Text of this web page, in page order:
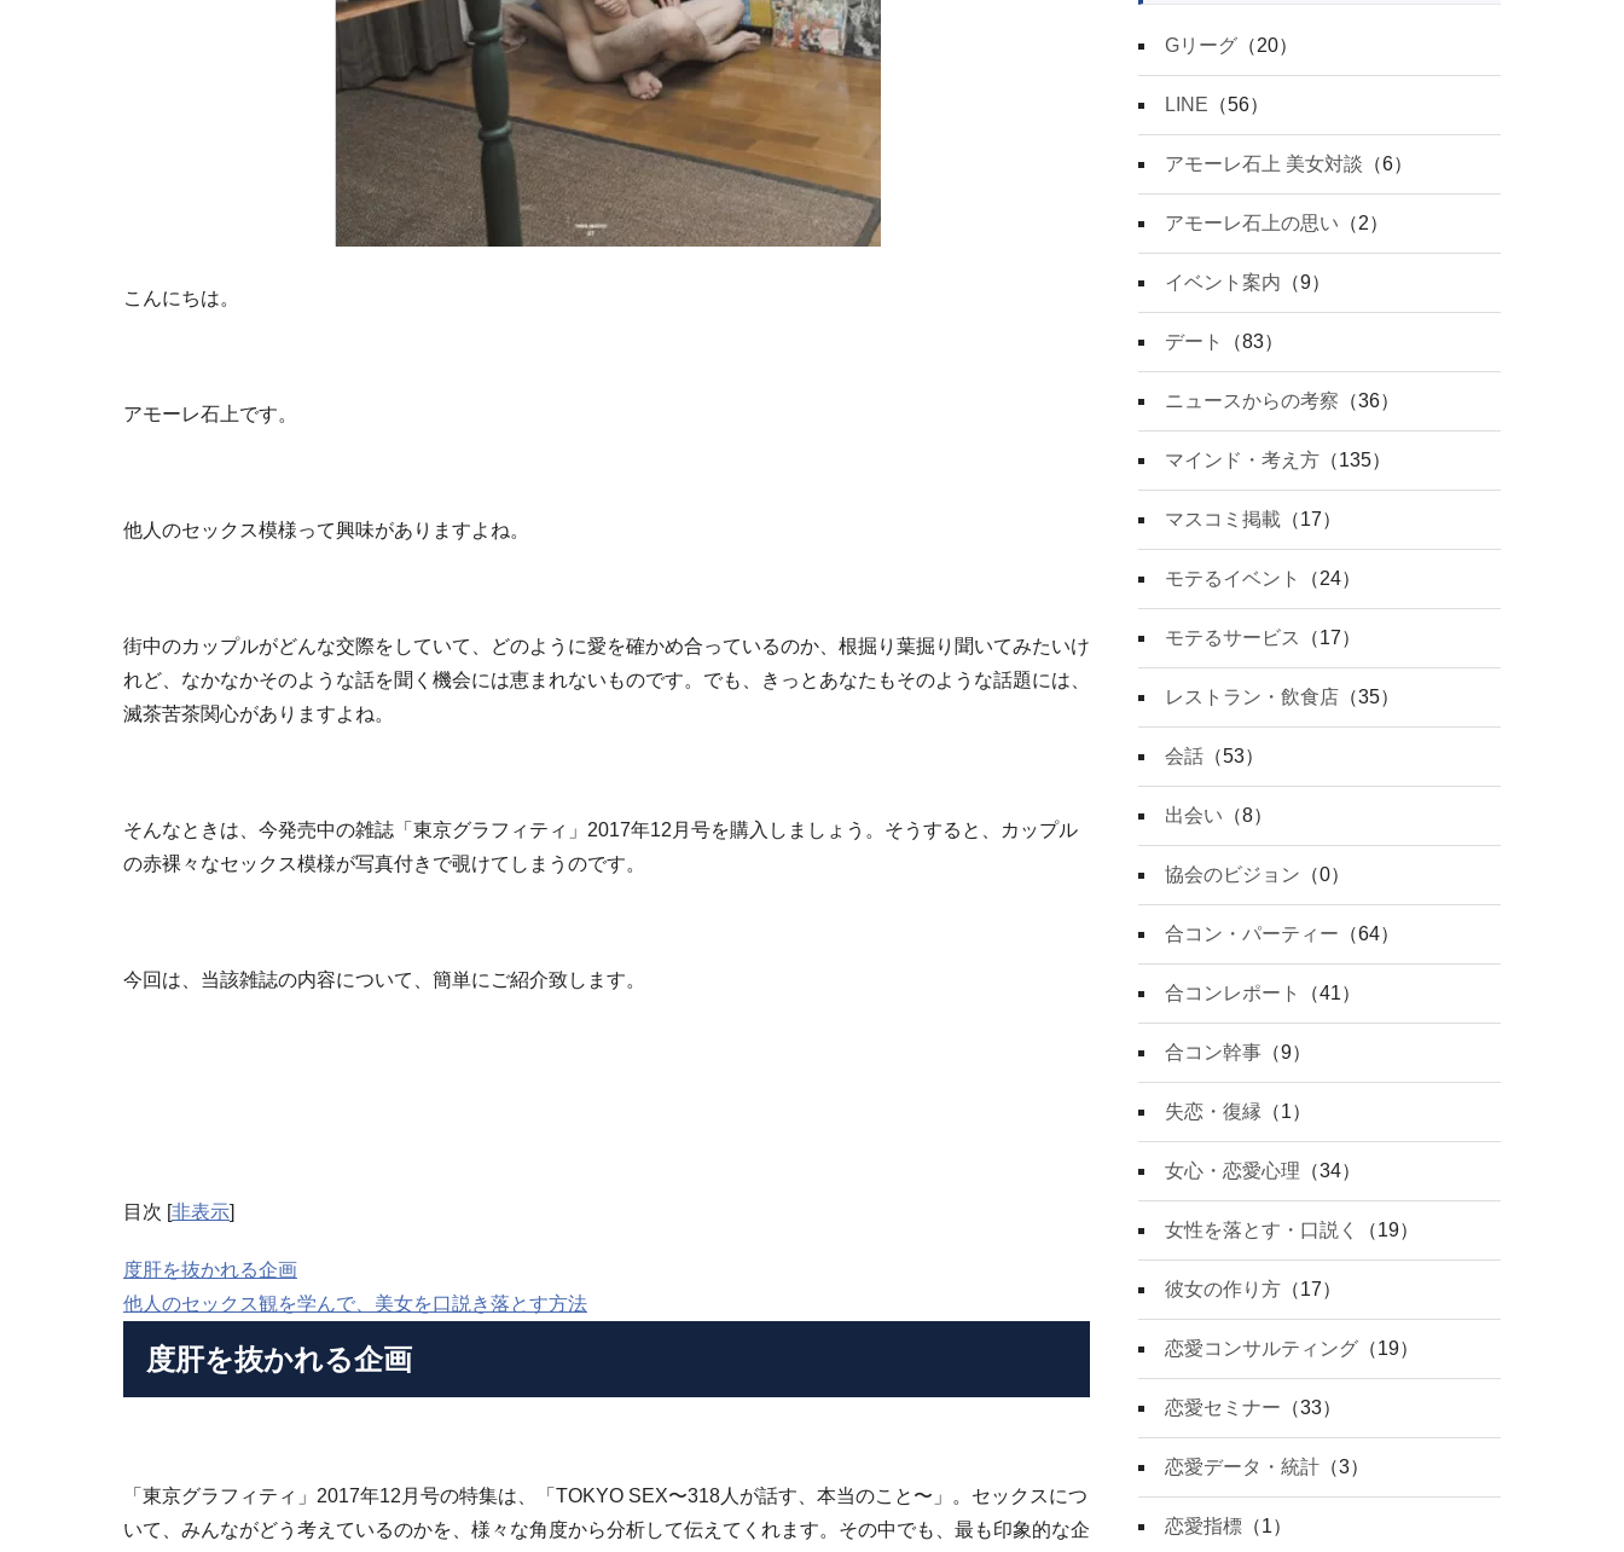
こんにちは。
アモーレ石上です。
他人のセックス模様って興味がありますよね。
街中のカップルがどんな交際をしていて、どのように愛を確かめ合っているのか、根掘り葉掘り聞いてみたいけ
れど、なかなかそのような話を聞く機会には恵まれないものです。でも、きっとあなたもそのような話題には、
滅茶苦茶関心がありますよね。
そんなときは、今発売中の雑誌「東京グラフィティ」2017年12月号を購入しましょう。そうすると、カップル
の赤裸々なセックス模様が写真付きで覗けてしまうのです。
今回は、当該雑誌の内容について、簡単にご紹介致します。
目次 [非表示]
度肝を抜かれる企画
他人のセックス観を学んで、美女を口説き落とす方法
度肝を抜かれる企画
「東京グラフィティ」2017年12月号の特集は、「TOKYO SEX〜318人が話す、本当のこと〜」。セックスにつ
いて、みんながどう考えているのかを、様々な角度から分析して伝えてくれます。その中でも、最も印象的な企
Gリーグ （20）
LINE （56）
アモーレ石上 美女対談 （6）
アモーレ石上の思い （2）
イベント案内 （9）
デート （83）
ニュースからの考察 （36）
マインド・考え方 （135）
マスコミ掲載 （17）
モテるイベント （24）
モテるサービス （17）
レストラン・飲食店 （35）
会話 （53）
出会い （8）
協会のビジョン （0）
合コン・パーティー （64）
合コンレポート （41）
合コン幹事 （9）
失恋・復縁 （1）
女心・恋愛心理 （34）
女性を落とす・口説く （19）
彼女の作り方 （17）
恋愛コンサルティング （19）
恋愛セミナー （33）
恋愛データ・統計 （3）
恋愛指標 （1）